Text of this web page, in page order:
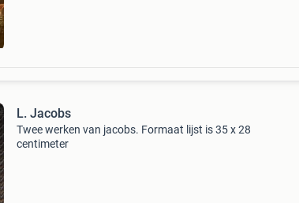
L. Jacobs
Twee werken van jacobs. Formaat lijst is 35 x 28
centimeter